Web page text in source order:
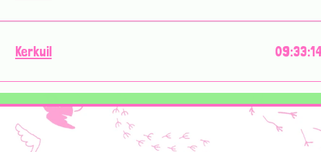
Kerkuil 09:33:14